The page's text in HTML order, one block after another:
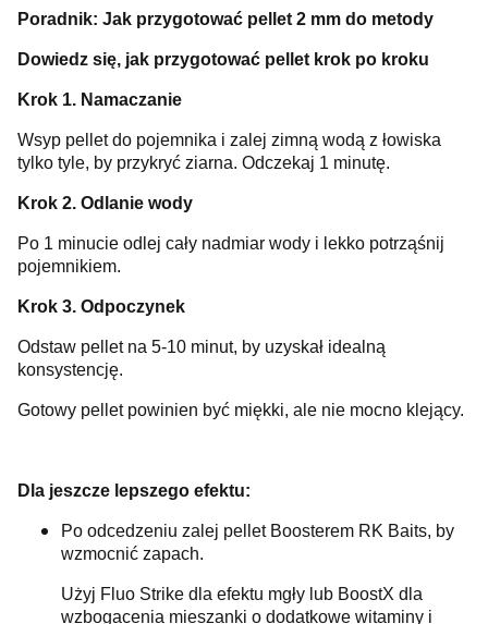
Poradnik: Jak przygotować pellet 2 mm do metody
Dowiedz się, jak przygotować pellet krok po kroku
Krok 1. Namaczanie
Wsyp pellet do pojemnika i zalej zimną wodą z łowiska
tylko tyle, by przykryć ziarna. Odczekaj 1 minutę.
Krok 2. Odlanie wody
Po 1 minucie odlej cały nadmiar wody i lekko potrząśnij
pojemnikiem.
Krok 3. Odpoczynek
Odstaw pellet na 5-10 minut, by uzyskał idealną
konsystencję.
Gotowy pellet powinien być miękki, ale nie mocno klejący.
Dla jeszcze lepszego efektu:
Po odcedzeniu zalej pellet Boosterem RK Baits, by
wzmocnić zapach.
Użyj Fluo Strike dla efektu mgły lub BoostX dla
wzbogacenia mieszanki o dodatkowe witaminy i